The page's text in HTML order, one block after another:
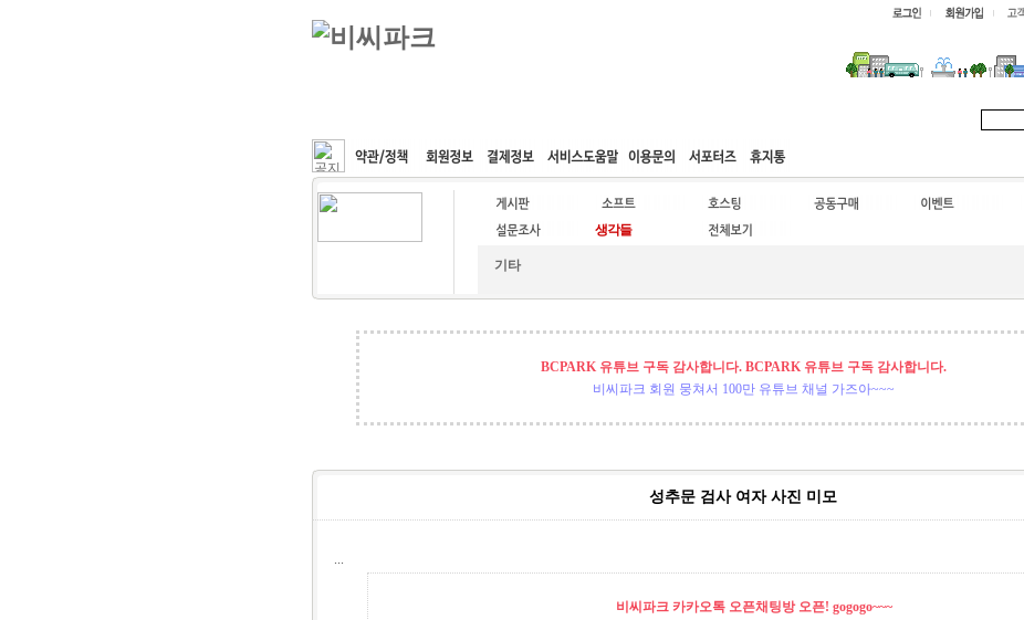
커뮤니티 속도패치 웹호스팅 공동구매 고객센터
기타
BCPARK 유튜브 구독 감사합니다. BCPARK 유튜브 구독 감사합니다.
비씨파크 회원 뭉쳐서 100만 유튜브 채널 가즈아~~~
성추문 검사 여자 사진 미모
...
비씨파크 카카오톡 오픈채팅방 오픈! gogogo~~~